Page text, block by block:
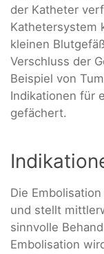
der Katheter
Kathetersystem
kleinen
Verschluss der
Beispiel von
Indikationen für
gefächert.
Die
und stellt
sinnvolle
Embolisation